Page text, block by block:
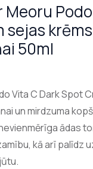
sejas
50ml
Vita C Dark Spot
un mirdzuma
ādas
kā arī palīdz